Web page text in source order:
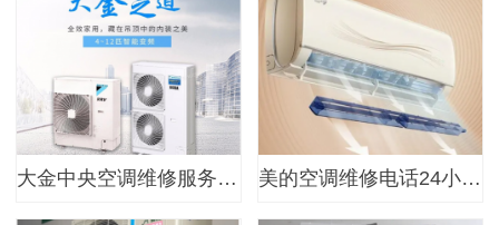
大金中央空调维修服务号码 大… 美的空调维修电话24小时 维修…